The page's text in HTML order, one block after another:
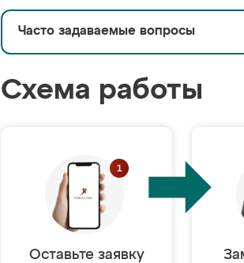
Часто задаваемые вопросы
Схема работы
Оставьте заявку